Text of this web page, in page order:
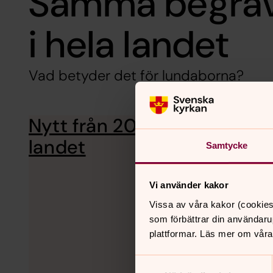
Samtycke
Vi använder kakor
Vissa av våra kakor
som förbättrar din
plattformar. Läs mer om
i hela landet
Vad betyder det för lundaborna?
Nytt från 2017: Samma
landet